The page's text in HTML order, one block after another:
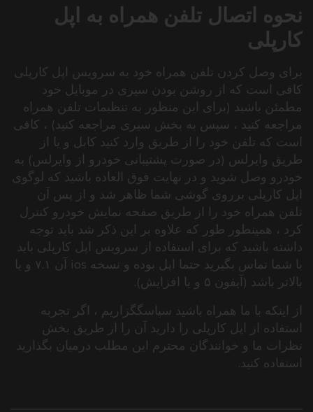
نحوه اتصال تلفن همراه به اپل
کارپلی
برای وصل کردن تلفن همراه خود به سرویس اپل کارپلی
کافی است که از روشن بودن سیری در موبایل خود
مطمئن باشید (برای این منظور به تنظیمات تلفن همراه
مراجعه کنید ، سپس به بخش سیری مراجعه کنید) ، کافی
است که تلفن خود را از طریق وارد کنید کابل و یا از
طریق وایرلس (در صورت پشتیبانی خودرو از وایرلس) به
خودرو وصل شوید و در نهایت فوق العاده باشید که لوگوی
اپل کارپلی برروی گوشی شما ظاهر شد و از پس آن
تلفن همراه خود را از طریق صفحه نمایش خودرو کنترل
کرد ، همینطور طور که علاوه بر این ذکر شد باید توجه
داشته باشید که برای استفاده از سرویس اپل کارپلی باید
با شما تماس بگیرید حتما اپل بوده و نسخه ios آن ۷.۱ و یا
بالاتر باشد (آیفون ۵ و یا افزایش).
از اینکه با ما همراه باشید سپاسگگزاریم ، اگر تجربه
استفاده از اپل کارپلی را دارید آن را از طریق بخش
نظرات ما و خوانندگان محترم این مطلب درمیان بگذارید
استفاده کنید.